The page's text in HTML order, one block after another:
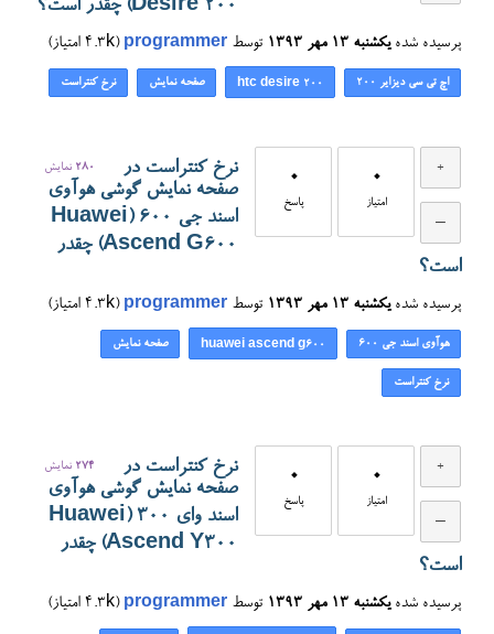
Desire 200) چقدر است؟
پرسیده شده یکشنبه ۱۳ مهر ۱۳۹۳ توسط programmer
(
4.3k امتیاز)
اچ تی سی دیزایر ۲۰۰ htc desire 200 صفحه نمایش نرخ کنتراست
0
امتیاز
0
پاسخ
280 نمایش
نرخ کنتراست در
صفحه نمایش گوشی هوآوی
اسند جی ۶۰۰ (Huawei
Ascend G600) چقدر
است؟
پرسیده شده یکشنبه ۱۳ مهر ۱۳۹۳ توسط programmer
(
4.3k امتیاز)
هوآوی اسند جی ۶۰۰ huawei ascend g600 صفحه نمایش
نرخ کنتراست
0
امتیاز
0
پاسخ
274 نمایش
نرخ کنتراست در
صفحه نمایش گوشی هوآوی
اسند وای ۳۰۰ (Huawei
Ascend Y300) چقدر
است؟
پرسیده شده یکشنبه ۱۳ مهر ۱۳۹۳ توسط programmer
(
4.3k امتیاز)